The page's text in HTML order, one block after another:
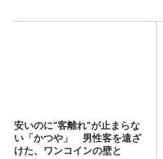
安いのに“客離れ”が止まらな
い「かつや」 男性客を遠ざ
けた、ワンコインの壁と